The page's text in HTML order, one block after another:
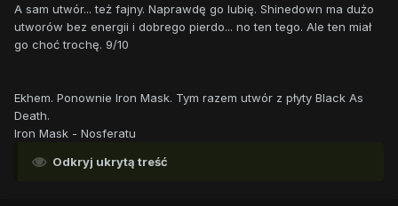
A sam utwór... też fajny. Naprawdę go lubię. Shinedown ma dużo
utworów bez energii i dobrego pierdo... no ten tego. Ale ten miał
go choć trochę. 9/10
Ekhem. Ponownie Iron Mask. Tym razem utwór z płyty Black As
Death.
Iron Mask - Nosferatu
Odkryj ukrytą treść